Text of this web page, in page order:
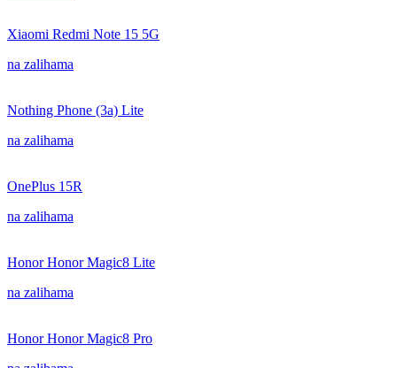
Xiaomi Redmi Note 15 5G
na zalihama
Nothing Phone (3a) Lite
na zalihama
OnePlus 15R
na zalihama
Honor Honor Magic8 Lite
na zalihama
Honor Honor Magic8 Pro